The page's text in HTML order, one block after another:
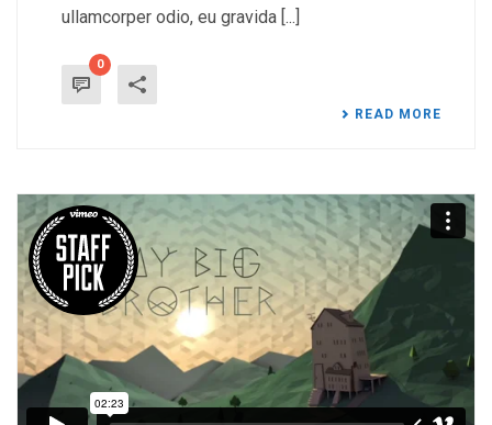
ullamcorper odio, eu gravida [...]
0
READ MORE